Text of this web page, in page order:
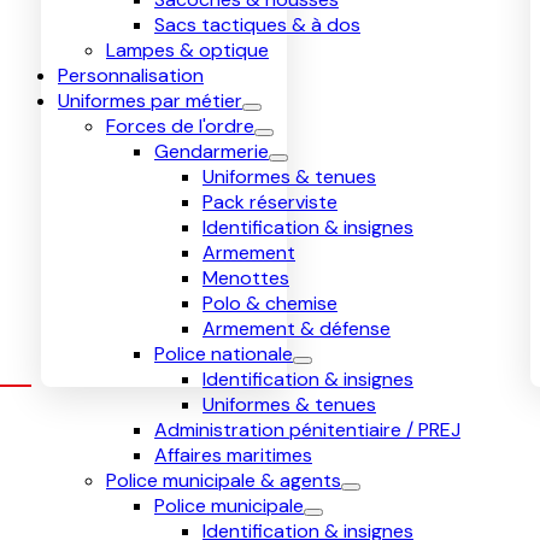
Sacs tactiques & à dos
Lampes & optique
Personnalisation
Uniformes par métier
Forces de l'ordre
Gendarmerie
Uniformes & tenues
Pack réserviste
Identification & insignes
Armement
Menottes
Polo & chemise
Armement & défense
Police nationale
Identification & insignes
Uniformes & tenues
Administration pénitentiaire / PREJ
Affaires maritimes
Police municipale & agents
Police municipale
Identification & insignes